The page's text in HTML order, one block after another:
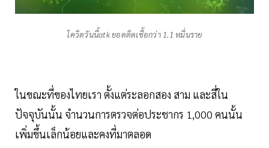
โควิดวันนี้atk ยอดติดเชื้อกว่า 1.1 หมื่นราย
ในขณะที่ของไทยเรา ตั้งแต่ระลอกสอง สาม และสี่ใน
ปัจจุบันนั้น จำนวนการตรวจต่อประชากร 1,000 คนนั้น
เพิ่มขึ้นเล็กน้อยและคงที่มาตลอด